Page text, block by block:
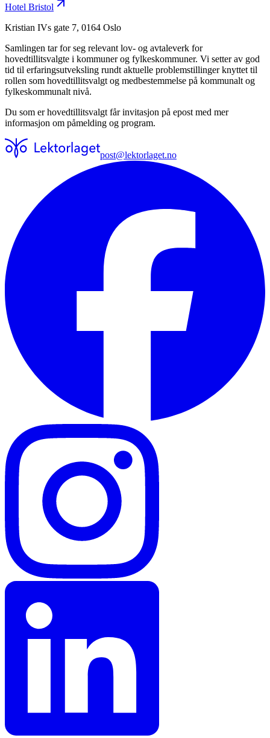
Hotel Bristol
Kristian IVs gate 7, 0164 Oslo
Samlingen tar for seg relevant lov- og avtaleverk for
hovedtillitsvalgte i kommuner og fylkeskommuner. Vi setter av god
tid til erfaringsutveksling rundt aktuelle problemstillinger knyttet til
rollen som hovedtillitsvalgt og medbestemmelse på kommunalt og
fylkeskommunalt nivå.
Du som er hovedtillitsvalgt får invitasjon på epost med mer
informasjon om påmelding og program.
post@lektorlaget.no